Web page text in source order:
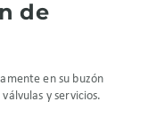
de
en su buzón
y servicios.